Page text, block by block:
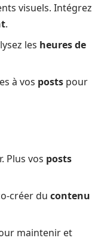
visuels. Intégrez
.
les heures de
à vos posts pour
Plus vos posts
créer du contenu
maintenir et